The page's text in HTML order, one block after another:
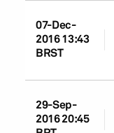
07-Dec-
2016 13:43
BRST
29-Sep-
2016 20:45